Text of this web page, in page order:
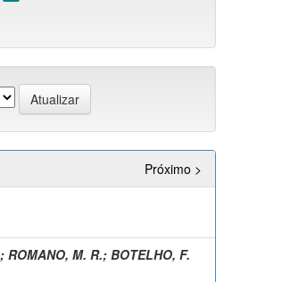
Próximo >
; ROMANO, M. R.; BOTELHO, F.